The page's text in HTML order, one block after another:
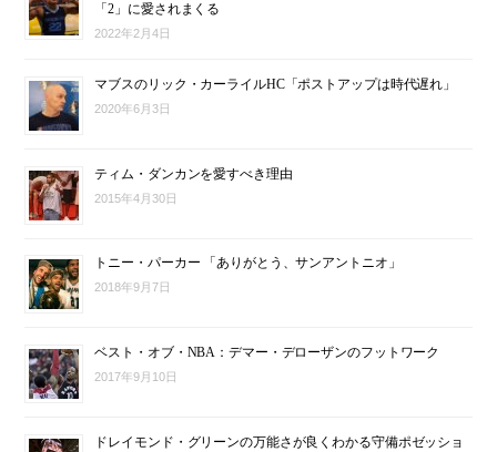
「2」に愛されまくる
2022年2月4日
マブスのリック・カーライルHC「ポストアップは時代遅れ」
2020年6月3日
ティム・ダンカンを愛すべき理由
2015年4月30日
トニー・パーカー 「ありがとう、サンアントニオ」
2018年9月7日
ベスト・オブ・NBA：デマー・デローザンのフットワーク
2017年9月10日
ドレイモンド・グリーンの万能さが良くわかる守備ポゼッショ